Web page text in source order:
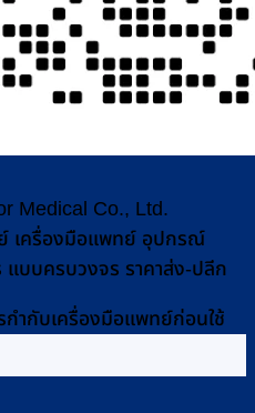
Medical Co., Ltd.
เครื่องมือแพทย์ อุปกรณ์
บบครบวงจร ราคาส่ง-ปลีก
กำกับเครื่องมือแพทย์ก่อนใช้